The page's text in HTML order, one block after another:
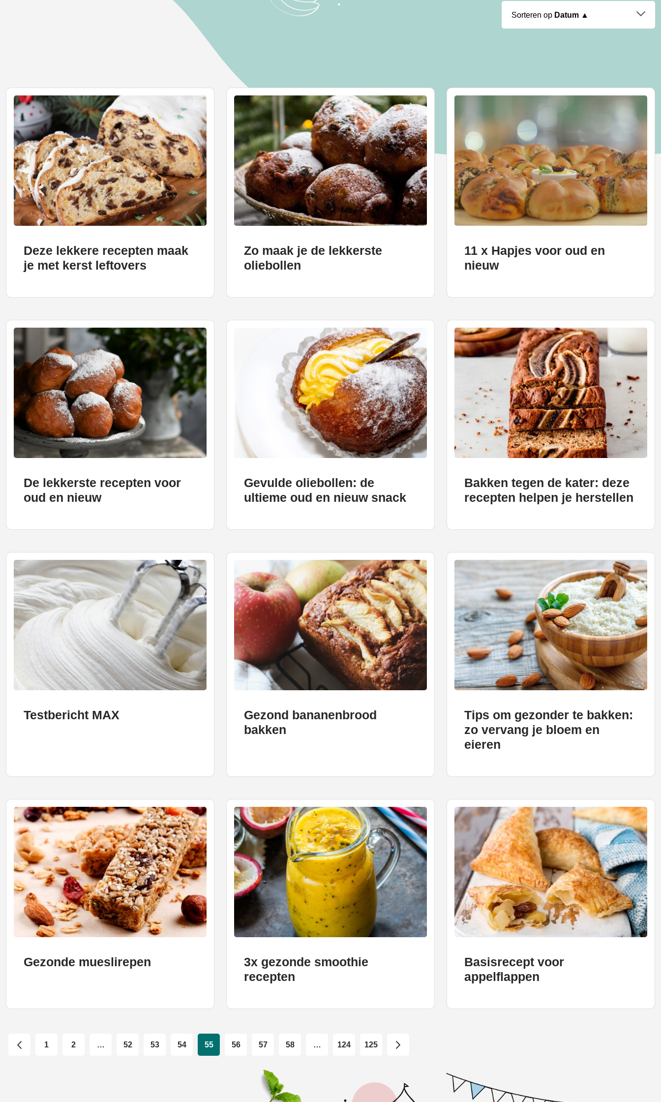
Sorteren op Datum ▲
Deze lekkere recepten maak
je met kerst leftovers
Zo maak je de lekkerste
oliebollen
11 x Hapjes voor oud en
nieuw
De lekkerste recepten voor
oud en nieuw
Gevulde oliebollen: de
ultieme oud en nieuw snack
Bakken tegen de kater: deze
recepten helpen je herstellen
Testbericht MAX
Gezond bananenbrood
bakken
Tips om gezonder te bakken:
zo vervang je bloem en
eieren
Gezonde mueslirepen
3x gezonde smoothie
recepten
Basisrecept voor
appelflappen
1 2 … 52 53 54 55 56 57 58 … 124 125